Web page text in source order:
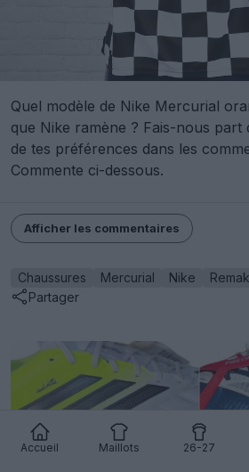
Accueil Maillots 26-27
Quel modèle de Nike Mercurial
que Nike ramène ? Fais-nous part
de tes préférences dans les
Commente ci-dessous.
Afficher les commentaires
Chaussures Mercurial Nike
Partager